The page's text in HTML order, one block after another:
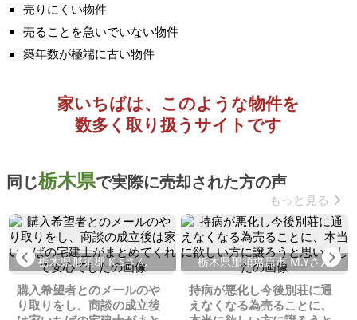
売りにくい物件
売ることを急いでいない物件
築年数が極端に古い物件
家いちばは、このような物件を
数多く取り扱うサイトです
同じ栃木県で実際に売却された方の声
もっと見る
Previous
栃木県那須郡 K.Sさん
購入希望者とのメールのや
り取りをし、商談の成立後
栃木県那須塩原市 M.Yさん
持病が悪化し今後別荘に通
えなくなる為売ることに、